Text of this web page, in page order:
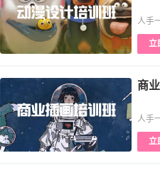
人手
立
商
人手
立